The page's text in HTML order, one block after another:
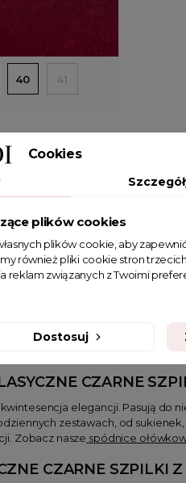
40 41
STYL –
kobiecości i stylu, który
Od biura, po wieczorne
czy wyróżniających się
CZARNE
elegancji. Pasują do
zestawach, od
Zobacz nasze spódnice
CZARNE SZPILKI
Cookies
plików cookies
plików cookie, aby
również pliki cookie stron
reklam związanych z Twoimi
Dostosuj